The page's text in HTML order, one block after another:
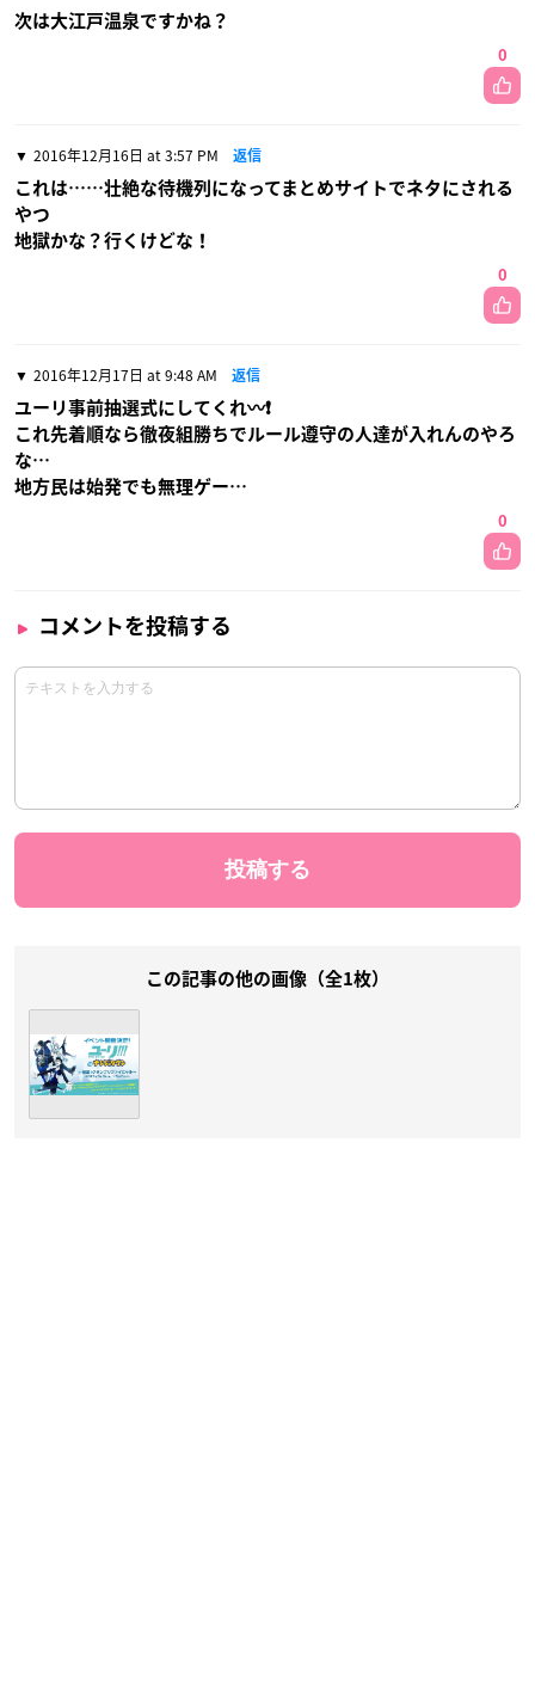
次は大江戸温泉ですかね？
0
2016年12月16日 at 3:57 PM 返信
これは……壮絶な待機列になってまとめサイトでネタにされる
やつ
地獄かな？行くけどな！
0
2016年12月17日 at 9:48 AM 返信
ユーリ事前抽選式にしてくれ〰❗
これ先着順なら徹夜組勝ちでルール遵守の人達が入れんのやろ
な…
地方民は始発でも無理ゲー…
0
コメントを投稿する
この記事の他の画像（全1枚）